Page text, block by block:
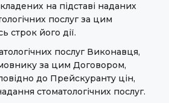
на підставі наданих
послуг за цим
строк його дії.
послуг Виконавця,
за цим Договором,
до Прейскуранту цін,
стоматологічних послуг.